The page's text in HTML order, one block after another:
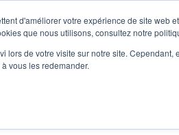
d'améliorer votre expérience de site web
que nous utilisons, consultez notre
lors de votre visite sur notre site.
vous les redemander.
L'infolettre